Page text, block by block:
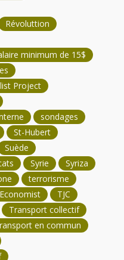
Révoluttion
minimum de 15$
Project
sondages
St-Hubert
Suède
Syrie
Syriza
terrorisme
TJC
Transport collectif
en commun